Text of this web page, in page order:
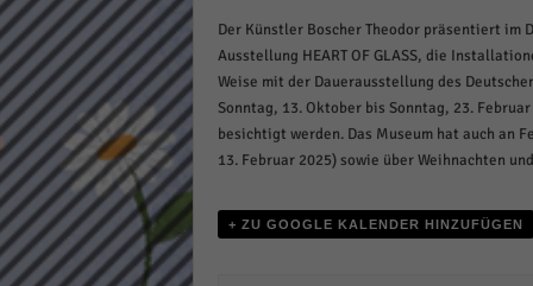
Der Künstler Boscher Theodor präsentiert im
Ausstellung HEART OF GLASS, die
Weise mit der Dauerausstellung des
Sonntag, 13. Oktober bis Sonntag, 23.
besichtigt werden. Das Museum hat auch an
13. Februar 2025) sowie über Weihnachten
+ ZU GOOGLE KALENDER HINZUFÜGEN
wie